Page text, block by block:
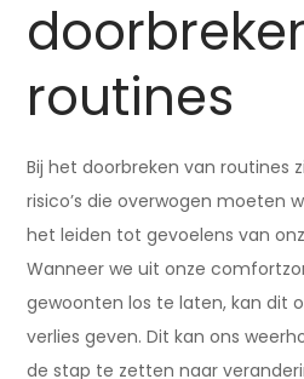
routines
Bij het doorbreken van routines
risico’s die overwogen moeten
het leiden tot gevoelens van
Wanneer we uit onze
gewoonten los te laten, kan dit
verlies geven. Dit kan ons
de stap te zetten naar